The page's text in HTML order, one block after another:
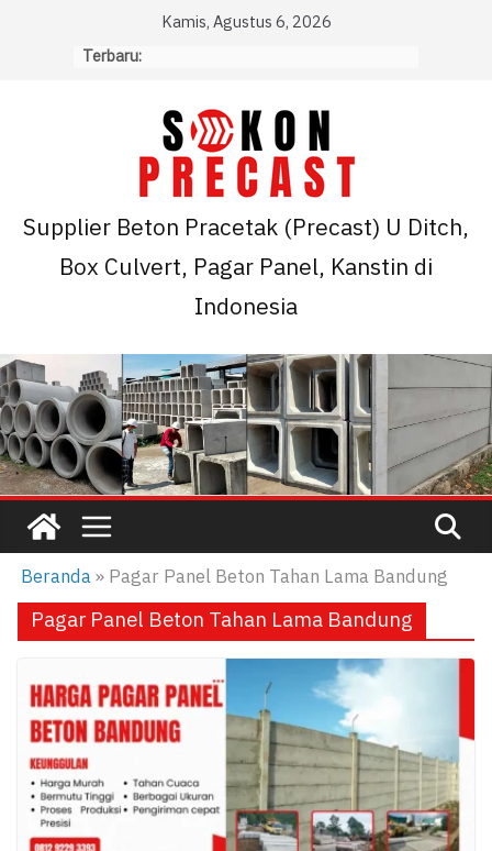
Kamis, Agustus 6, 2026
Terbaru:
Supplier Beton Pracetak (Precast) U Ditch,
Box Culvert, Pagar Panel, Kanstin di
Indonesia
Beranda» Pagar Panel Beton Tahan Lama Bandung
Pagar Panel Beton Tahan Lama Bandung